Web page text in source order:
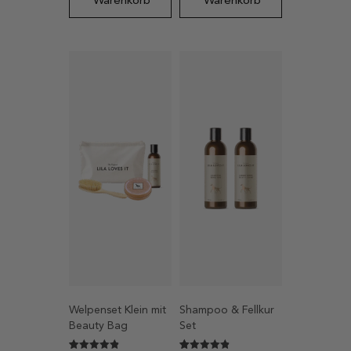
Welpenset Klein mit
Beauty Bag
Shampoo & Fellkur
Set